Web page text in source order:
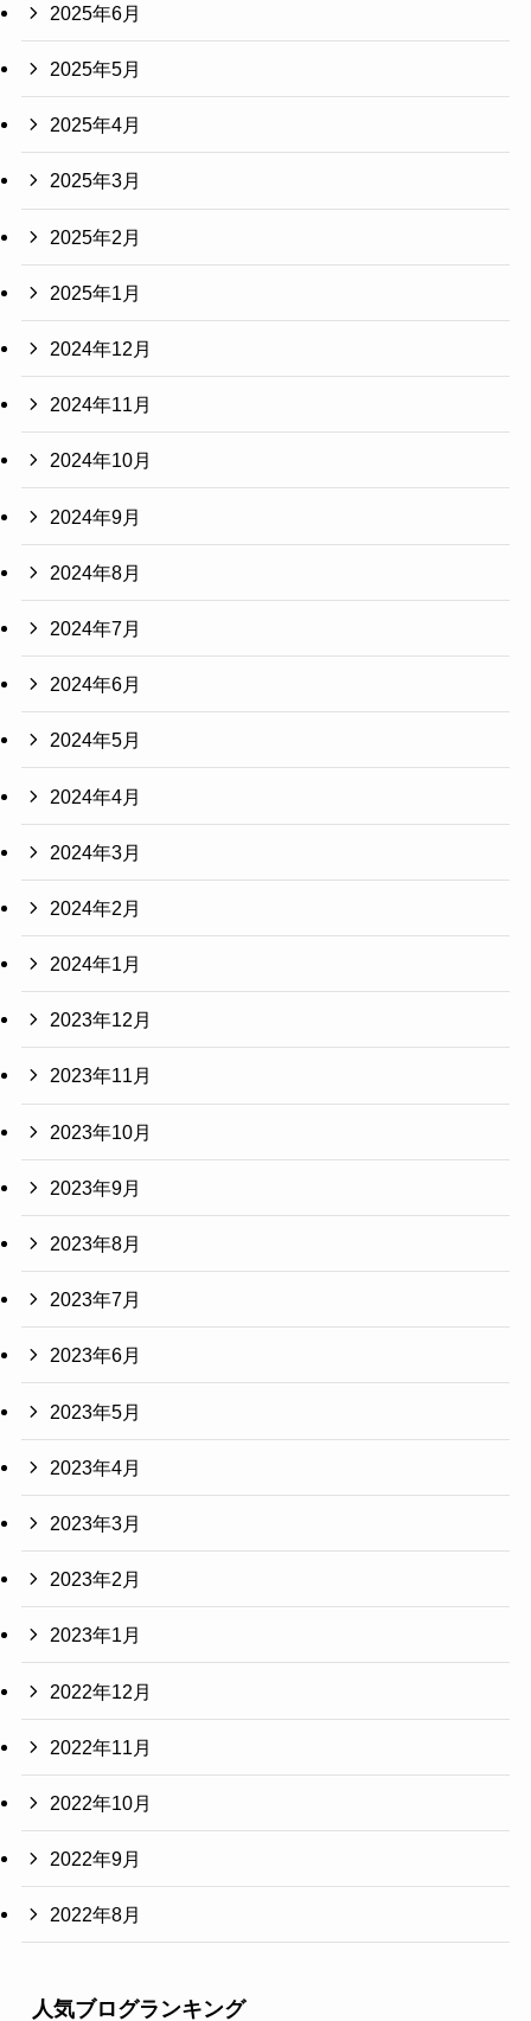
2025年6月
2025年5月
2025年4月
2025年3月
2025年2月
2025年1月
2024年12月
2024年11月
2024年10月
2024年9月
2024年8月
2024年7月
2024年6月
2024年5月
2024年4月
2024年3月
2024年2月
2024年1月
2023年12月
2023年11月
2023年10月
2023年9月
2023年8月
2023年7月
2023年6月
2023年5月
2023年4月
2023年3月
2023年2月
2023年1月
2022年12月
2022年11月
2022年10月
2022年9月
2022年8月
人気ブログランキング